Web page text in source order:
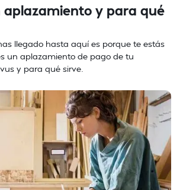
aplazamiento y para qué
llegado hasta aquí es porque te estás
un aplazamiento de pago de tu
y para qué sirve.